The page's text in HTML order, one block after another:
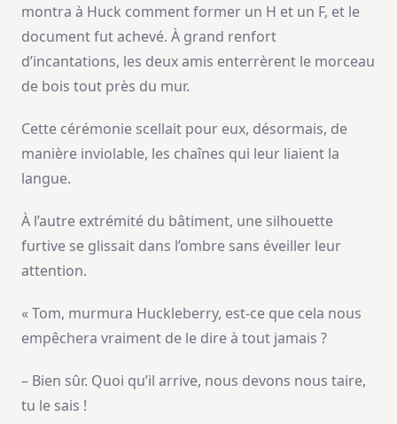
montra à Huck comment former un H et un F, et le
document fut achevé. À grand renfort
d’incantations, les deux amis enterrèrent le morceau
de bois tout près du mur.
Cette cérémonie scellait pour eux, désormais, de
manière inviolable, les chaînes qui leur liaient la
langue.
À l’autre extrémité du bâtiment, une silhouette
furtive se glissait dans l’ombre sans éveiller leur
attention.
« Tom, murmura Huckleberry, est-ce que cela nous
empêchera vraiment de le dire à tout jamais ?
– Bien sûr. Quoi qu’il arrive, nous devons nous taire,
tu le sais !